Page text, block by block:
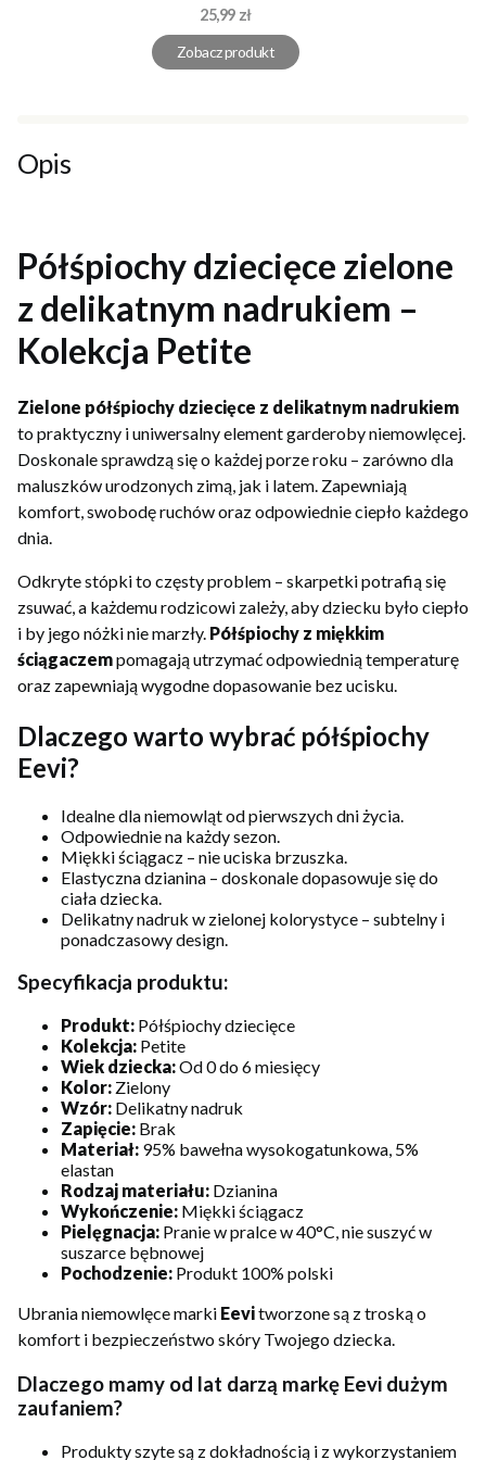
Cena
25,99 zł
Zobacz produkt
Opis
Półśpiochy dziecięce zielone
z delikatnym nadrukiem –
Kolekcja Petite
Zielone półśpiochy dziecięce z delikatnym nadrukiem
to praktyczny i uniwersalny element garderoby niemowlęcej.
Doskonale sprawdzą się o każdej porze roku – zarówno dla
maluszków urodzonych zimą, jak i latem. Zapewniają
komfort, swobodę ruchów oraz odpowiednie ciepło każdego
dnia.
Odkryte stópki to częsty problem – skarpetki potrafią się
zsuwać, a każdemu rodzicowi zależy, aby dziecku było ciepło
i by jego nóżki nie marzły. Półśpiochy z miękkim
ściągaczempomagają utrzymać odpowiednią temperaturę
oraz zapewniają wygodne dopasowanie bez ucisku.
Dlaczego warto wybrać półśpiochy
Eevi?
Idealne dla niemowląt od pierwszych dni życia.
Odpowiednie na każdy sezon.
Miękki ściągacz – nie uciska brzuszka.
Elastyczna dzianina – doskonale dopasowuje się do
ciała dziecka.
Delikatny nadruk w zielonej kolorystyce – subtelny i
ponadczasowy design.
Specyfikacja produktu:
Produkt: Półśpiochy dziecięce
Kolekcja: Petite
Wiek dziecka:Od 0 do 6 miesięcy
Kolor: Zielony
Wzór: Delikatny nadruk
Zapięcie: Brak
Materiał: 95% bawełna wysokogatunkowa, 5%
elastan
Rodzaj materiału: Dzianina
Wykończenie: Miękki ściągacz
Pielęgnacja: Pranie w pralce w 40°C, nie suszyć w
suszarce bębnowej
Pochodzenie: Produkt 100% polski
Ubrania niemowlęce marki Eevitworzone są z troską o
komfort i bezpieczeństwo skóry Twojego dziecka.
Dlaczego mamy od lat darzą markę Eevi dużym
zaufaniem?
Produkty szyte są z dokładnością i z wykorzystaniem